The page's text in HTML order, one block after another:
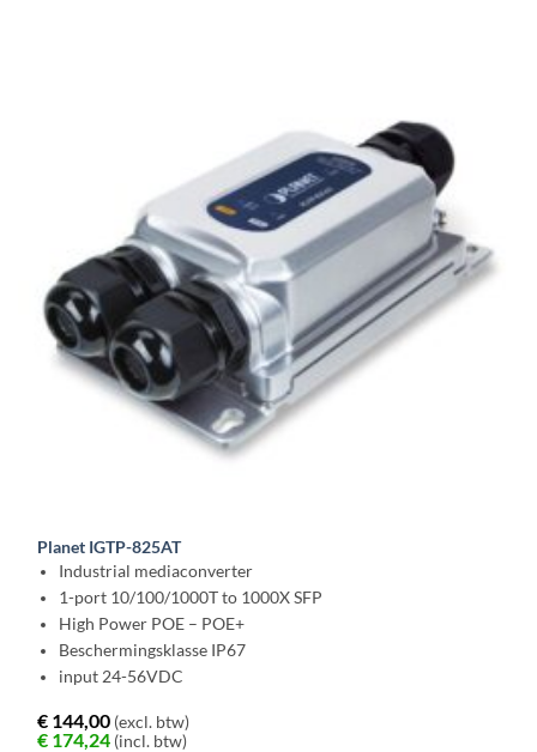
Planet IGTP-825AT
Industrial mediaconverter
1-port 10/100/1000T to 1000X SFP
High Power POE – POE+
Beschermingsklasse IP67
input 24-56VDC
€ 144,00 (excl. btw)
€ 174,24 (incl. btw)